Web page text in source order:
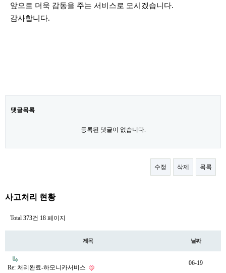
앞으로 더욱 감동을 주는 서비스로 모시겠습니다.
감사합니다.
댓글목록
등록된 댓글이 없습니다.
수정 삭제 목록
사고처리 현황
Total 373건 18 페이지
제목 날짜
Re: 처리완료-하모니카서비스
06-19